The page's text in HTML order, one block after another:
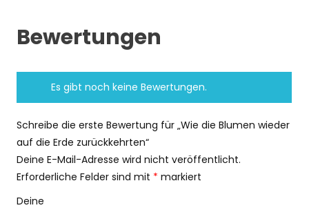
Bewertungen
Es gibt noch keine Bewertungen.
Schreibe die erste Bewertung für „Wie die Blumen wieder
auf die Erde zurückkehrten“
Deine E-Mail-Adresse wird nicht veröffentlicht.
Erforderliche Felder sind mit * markiert
Deine